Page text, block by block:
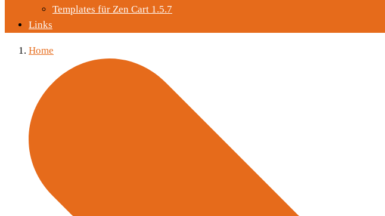
Templates für Zen Cart 1.5.7
Links
Home